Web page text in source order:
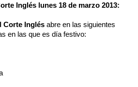
Inglés lunes 18 de marzo 2013:
Corte Inglés abre en las siguientes
en las que es día festivo: